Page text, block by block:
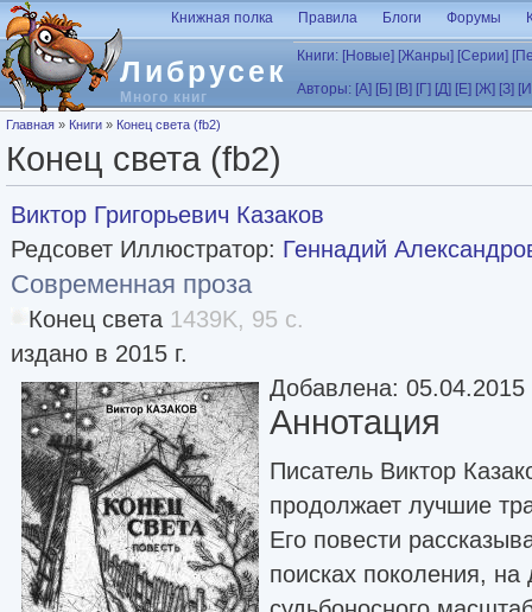
Перейти к основному содержанию
Либрусек
Много книг
Книжная полка Правила Блоги Форумы
Книги: [Новые] [Жанры] [Серии]
Авторы: [А] [Б] [В] [Г] [Д] [Е] [Ж] [З]
Вы здесь
Главная » Книги » Конец света (fb2)
Конец света (fb2)
Виктор Григорьевич Казаков
Редсовет Иллюстратор: Геннадий
Современная проза
Конец света 1439K, 95 с.
издано в 2015 г.
Добавлена: 05.04.2015
Аннотация
Писатель Виктор
продолжает лучшие
Его повести
поисках поколения,